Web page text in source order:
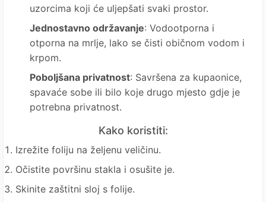
uzorcima koji će uljepšati svaki prostor.
Jednostavno održavanje: Vodootporna i
otporna na mrlje, lako se čisti običnom vodom i
krpom.
Poboljšana privatnost: Savršena za kupaonice,
spavaće sobe ili bilo koje drugo mjesto gdje je
potrebna privatnost.
Kako koristiti:
Izrežite foliju na željenu veličinu.
Očistite površinu stakla i osušite je.
Skinite zaštitni sloj s folije.